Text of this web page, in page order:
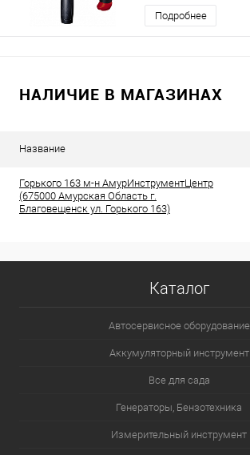
Подробнее
НАЛИЧИЕ В МАГАЗИНАХ
Название
Горького 163 м-н АмурИнструментЦентр
(675000 Амурская Область г.
Благовещенск ул. Горького 163)
Каталог
Автосервисное оборудование
Аккумуляторный инструмент
Все для сада
Генераторы, Бензотехника
Измерительный инструмент